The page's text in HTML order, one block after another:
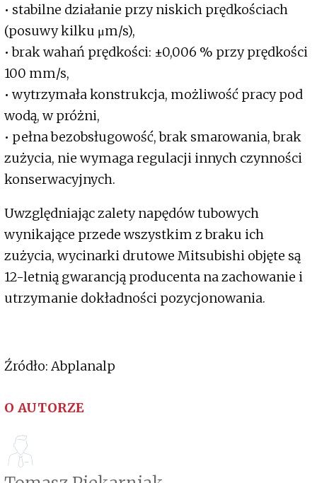
• stabilne działanie przy niskich prędkościach
(posuwy kilku μm/s),
• brak wahań prędkości: ±0,006 % przy prędkości
100 mm/s,
• wytrzymała konstrukcja, możliwość pracy pod
wodą, w próżni,
• pełna bezobsługowość, brak smarowania, brak
zużycia, nie wymaga regulacji innych czynności
konserwacyjnych.
Uwzględniając zalety napędów tubowych
wynikające przede wszystkim z braku ich
zużycia, wycinarki drutowe Mitsubishi objęte są
12-letnią gwarancją producenta na zachowanie i
utrzymanie dokładności pozycjonowania.
Źródło: Abplanalp
O AUTORZE